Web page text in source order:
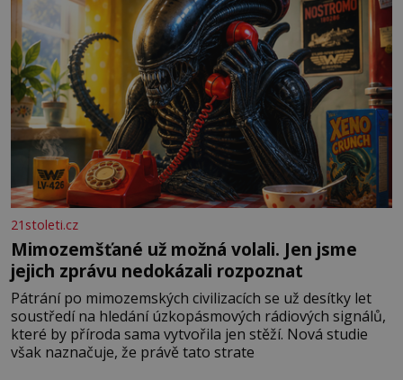
21stoleti.cz
Mimozemšťané už možná volali. Jen jsme
jejich zprávu nedokázali rozpoznat
Pátrání po mimozemských civilizacích se už desítky let
soustředí na hledání úzkopásmových rádiových signálů,
které by příroda sama vytvořila jen stěží. Nová studie
však naznačuje, že právě tato strate